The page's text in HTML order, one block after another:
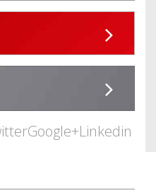
Google+Linkedin